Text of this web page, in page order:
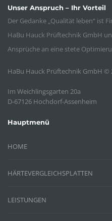
Unser Anspruch – Ihr Vorteil
Der Gedanke „Qualität leben“ ist
HaBu Hauck Prüftechnik GmbH
Ansprüche an eine stete
HaBu Hauck Prüftechnik GmbH ©
Im Weichlingsgarten 20a
D-67126 Hochdorf-Assenheim
Hauptmenü
HOME
HÄRTEVERGLEICHSPLATTEN
LEISTUNGEN